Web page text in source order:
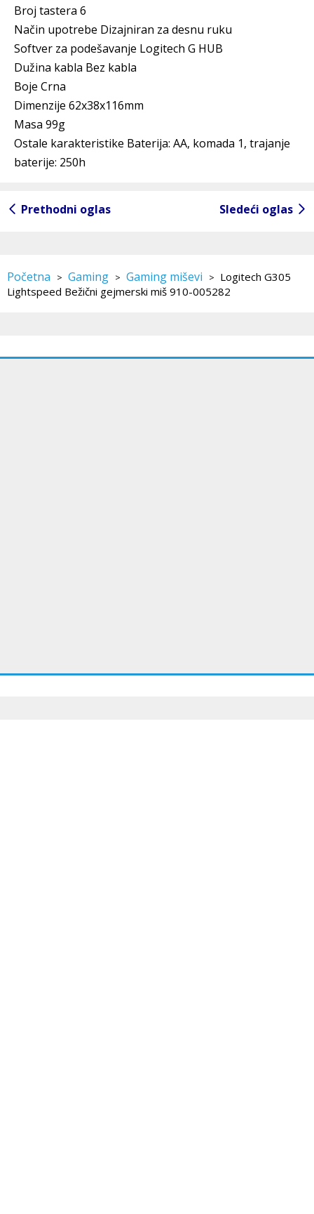
Broj tastera 6
Način upotrebe Dizajniran za desnu ruku
Softver za podešavanje Logitech G HUB
Dužina kabla Bez kabla
Boje Crna
Dimenzije 62x38x116mm
Masa 99g
Ostale karakteristike Baterija: AA, komada 1, trajanje
baterije: 250h
Prethodni oglas Sledeći oglas
Početna > Gaming > Gaming miševi > Logitech G305
Lightspeed Bežični gejmerski miš 910-005282